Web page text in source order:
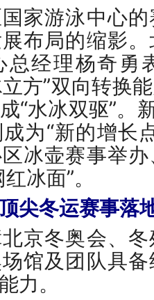
游泳中心的
布局的缩影
总经理杨奇勇
立方”双向转换
“水冰双驱”。
为“新的增长
冰壶赛事举
冰面”。
尖冬运赛事落
冬奥会、冬
馆及团队具
力。